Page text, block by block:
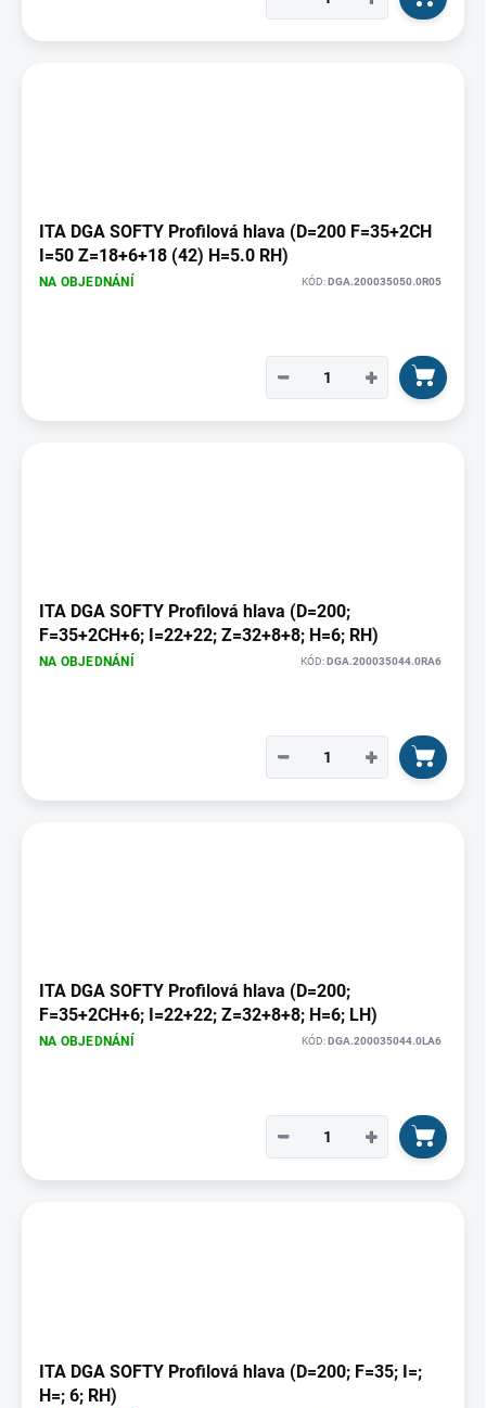
ITA DGA SOFTY Profilová hlava (D=200 F=35+2CH
I=50 Z=18+6+18 (42) H=5.0 RH)
NA OBJEDNÁNÍ KÓD:DGA.200035050.0R05
+
−
ITA DGA SOFTY Profilová hlava (D=200;
F=35+2CH+6; I=22+22; Z=32+8+8; H=6; RH)
NA OBJEDNÁNÍ KÓD:DGA.200035044.0RA6
+
−
ITA DGA SOFTY Profilová hlava (D=200;
F=35+2CH+6; I=22+22; Z=32+8+8; H=6; LH)
NA OBJEDNÁNÍ KÓD:DGA.200035044.0LA6
+
−
ITA DGA SOFTY Profilová hlava (D=200; F=35; I=;
H=; 6; RH)